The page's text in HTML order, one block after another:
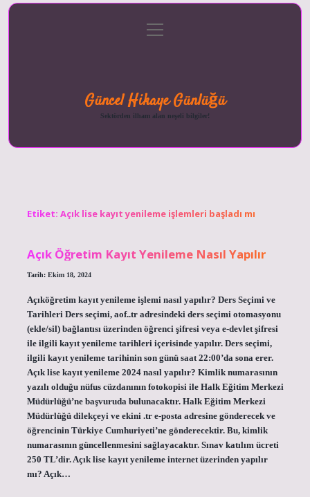
menüyü
aç
Güncel Hikaye Günlüğü
Sektörden ilham alan neşeli bilgiler!
Etiket: Açık lise kayıt yenileme işlemleri başladı mı
Açık Öğretim Kayıt Yenileme Nasıl Yapılır
Tarih: Ekim 18, 2024
Açıköğretim kayıt yenileme işlemi nasıl yapılır? Ders Seçimi ve
Tarihleri ​​Ders seçimi, aof..tr adresindeki ders seçimi otomasyonu
(ekle/sil) bağlantısı üzerinden öğrenci şifresi veya e-devlet şifresi
ile ilgili kayıt yenileme tarihleri ​​içerisinde yapılır. Ders seçimi,
ilgili kayıt yenileme tarihinin son günü saat 22:00’da sona erer.
Açık lise kayıt yenileme 2024 nasıl yapılır? Kimlik numarasının
yazılı olduğu nüfus cüzdanının fotokopisi ile Halk Eğitim Merkezi
Müdürlüğü’ne başvuruda bulunacaktır. Halk Eğitim Merkezi
Müdürlüğü dilekçeyi ve ekini .tr e-posta adresine gönderecek ve
öğrencinin Türkiye Cumhuriyeti’ne gönderecektir. Bu, kimlik
numarasının güncellenmesini sağlayacaktır. Sınav katılım ücreti
250 TL’dir. Açık lise kayıt yenileme internet üzerinden yapılır
mı? Açık…